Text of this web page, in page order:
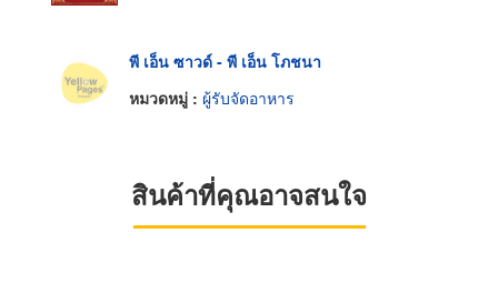
พี เอ็น ซาวด์ - พี เอ็น โภชนา
หมวดหมู่ : ผู้รับจัดอาหาร
สินค้าที่คุณอาจสนใจ